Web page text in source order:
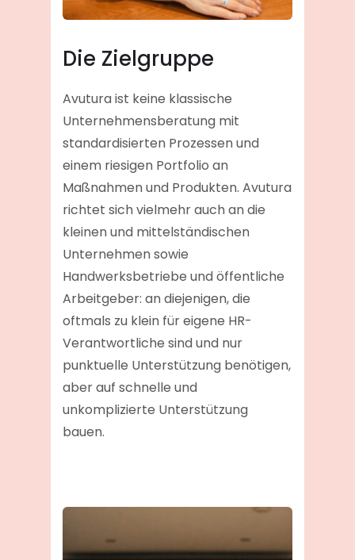
Die Zielgruppe
Avutura ist keine klassische
Unternehmensberatung mit
standardisierten Prozessen und
einem riesigen Portfolio an
Maßnahmen und Produkten. Avutura
richtet sich vielmehr auch an die
kleinen und mittelständischen
Unternehmen sowie
Handwerksbetriebe und öffentliche
Arbeitgeber: an diejenigen, die
oftmals zu klein für eigene HR-
Verantwortliche sind und nur
punktuelle Unterstützung benötigen,
aber auf schnelle und
unkomplizierte Unterstützung
bauen.